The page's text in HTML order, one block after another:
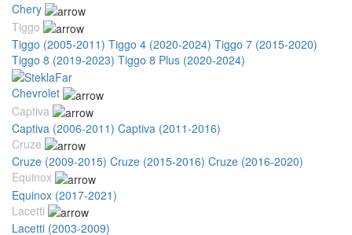
Chery
Tiggo
Tiggo (2005-2011) Tiggo 4 (2020-2024) Tiggo 7 (2015-2020)
Tiggo 8 (2019-2023) Tiggo 8 Plus (2020-2024)
Chevrolet
Captiva
Captiva (2006-2011) Captiva (2011-2016)
Cruze
Cruze (2009-2015) Cruze (2015-2016) Cruze (2016-2020)
Equinox
Equinox (2017-2021)
Lacetti
Lacetti (2003-2009)